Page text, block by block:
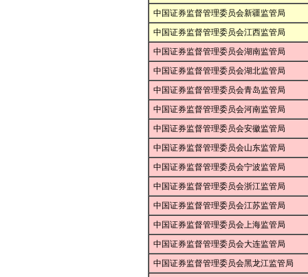
中国证券监督管理委员会新疆监管局
中国证券监督管理委员会江西监管局
中国证券监督管理委员会湖南监管局
中国证券监督管理委员会湖北监管局
中国证券监督管理委员会青岛监管局
中国证券监督管理委员会河南监管局
中国证券监督管理委员会安徽监管局
中国证券监督管理委员会山东监管局
中国证券监督管理委员会宁波监管局
中国证券监督管理委员会浙江监管局
中国证券监督管理委员会江苏监管局
中国证券监督管理委员会上海监管局
中国证券监督管理委员会大连监管局
中国证券监督管理委员会黑龙江监管局